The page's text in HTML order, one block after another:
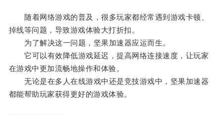
随着网络游戏的普及，很多玩家都经常遇到游戏卡顿、
掉线等问题，导致游戏体验大打折扣。
为了解决这一问题，坚果加速器应运而生。
它可以有效降低游戏延迟，提高网络连接速度，让玩家
在游戏中更加流畅地操作和体验。
无论是在多人在线游戏中还是竞技游戏中，坚果加速器
都能帮助玩家获得更好的游戏体验。